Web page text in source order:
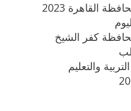
نتيجة الشهادة الاعدادية محافظة القاهرة 2023
كفر الشيخ
والتعليم